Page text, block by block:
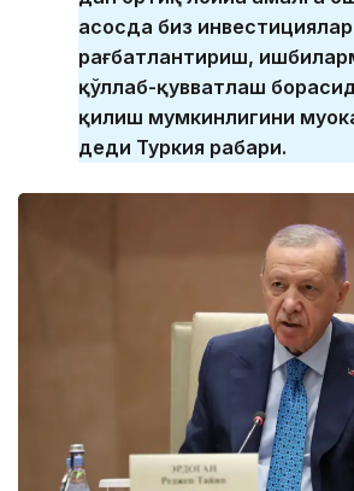
асосда биз
рағбатлантириш,
қўллаб-қувватлаш
қилиш мумкинлигини
деди Туркия раҳбари.